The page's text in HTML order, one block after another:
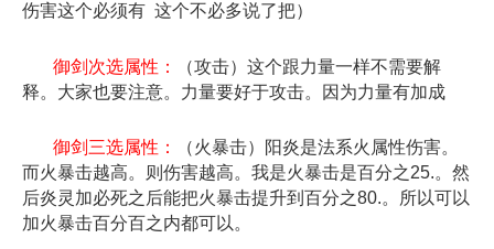
伤害这个必须有 这个不必多说了把）
御剑次选属性：
（攻击）这个跟力量一样不需要解
释。大家也要注意。力量要好于攻击。因为力量有加成
御剑三选属性：
（火暴击）阳炎是法系火属性伤害。
而火暴击越高。则伤害越高。我是火暴击是百分之25.。然
后炎灵加必死之后能把火暴击提升到百分之80.。所以可以
加火暴击百分百之内都可以。